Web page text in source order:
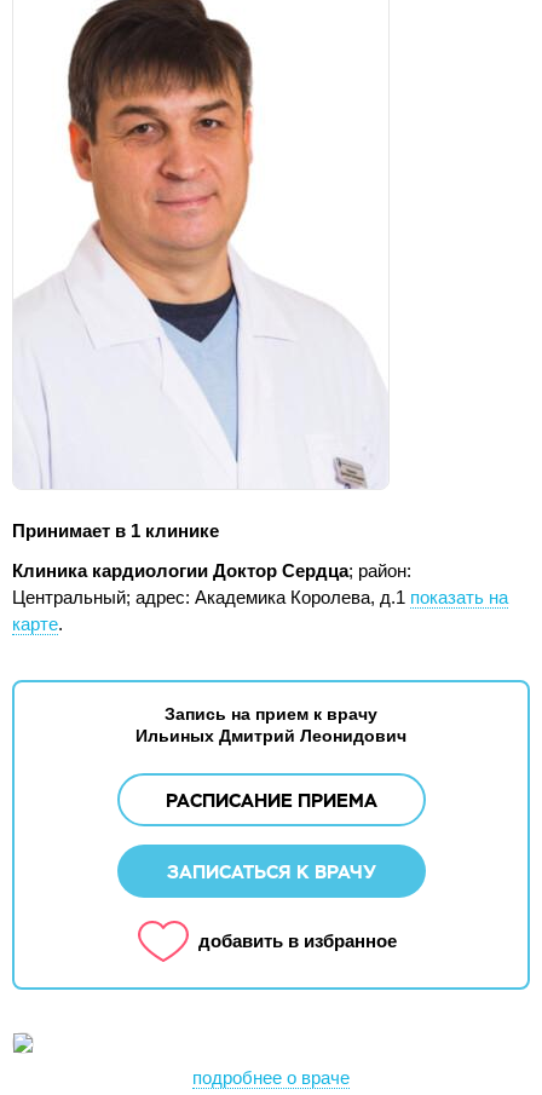
Принимает в 1 клинике
Клиника кардиологии Доктор Сердца; район:
Центральный; адрес: Академика Королева, д.1 показать на
карте.
Запись на прием к врачу
Ильиных Дмитрий Леонидович
РАСПИСАНИЕ ПРИЕМА
ЗАПИСАТЬСЯ К ВРАЧУ
добавить в избранное
подробнее о враче